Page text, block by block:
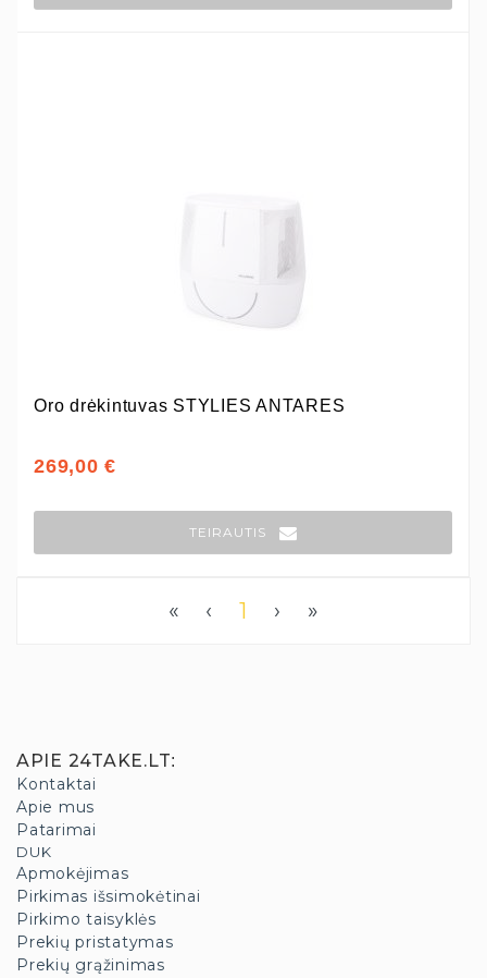
Oro drėkintuvas STYLIES ANTARES
269,00 €
TEIRAUTIS
« ‹ 1 › »
APIE 24TAKE.LT:
Kontaktai
Apie mus
Patarimai
DUK
Apmokėjimas
Pirkimas išsimokėtinai
Pirkimo taisyklės
Prekių pristatymas
Prekių grąžinimas